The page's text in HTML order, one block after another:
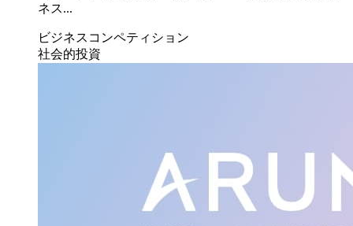
ネス...
ビジネスコンペティション
社会的投資